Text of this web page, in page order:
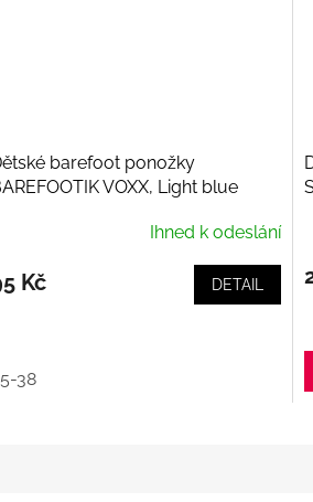
barefoot ponožky
VOXX, Light blue
Ihned k odeslání
Kč DETAIL
38